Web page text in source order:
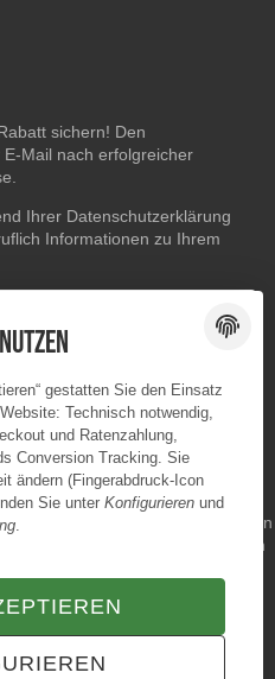
sichern! Den
Mail nach erfolgreicher
Ihrer Datenschutzerklärung
Informationen zu Ihrem
ABONNIEREN
gestatten Sie den Einsatz
Technisch notwendig,
und Ratenzahlung,
Conversion Tracking. Sie
ändern (Fingerabdruck-Icon
Sie unter Konfigurieren und
.